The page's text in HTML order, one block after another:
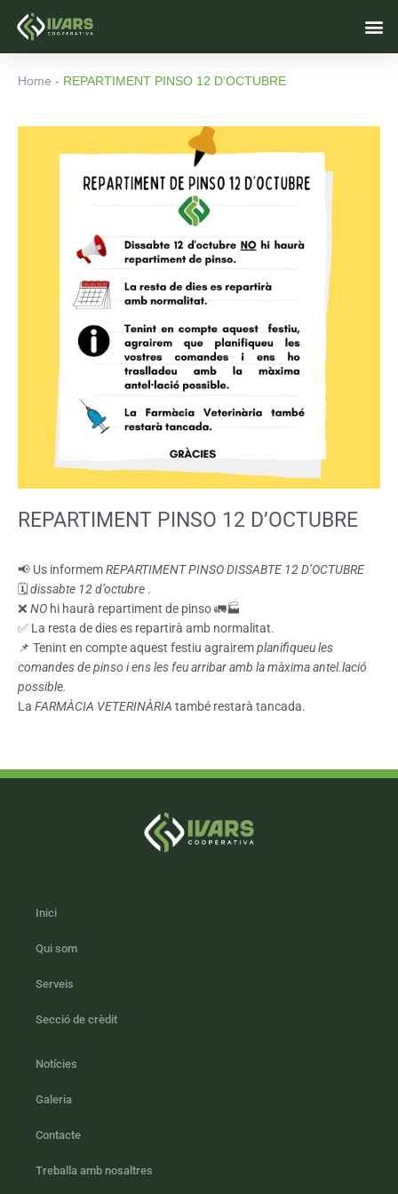
Home - REPARTIMENT PINSO 12 D’OCTUBRE
REPARTIMENT PINSO 12 D’OCTUBRE
📢 Us informemREPARTIMENT PINSO DISSABTE 12 D’OCTUBRE
🗓️ dissabte 12 d’octubre .
❌ NO hi haurà repartiment de pinso 🚛🏭
✅ La resta de dies es repartirà amb normalitat.
📌 Tenint en compte aquest festiu agrairemplanifiqueu les
comandes de pinso i ens les feu arribar amb la màxima antel.lació
possible.
La FARMÀCIA VETERINÀRIA també restarà tancada.
Inici
Qui som
Serveis
Secció de crèdit
Notícies
Galeria
Contacte
Treballa amb nosaltres